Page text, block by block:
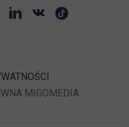
LINK OTWIERA SIĘ W
MIGOMEDIALINK